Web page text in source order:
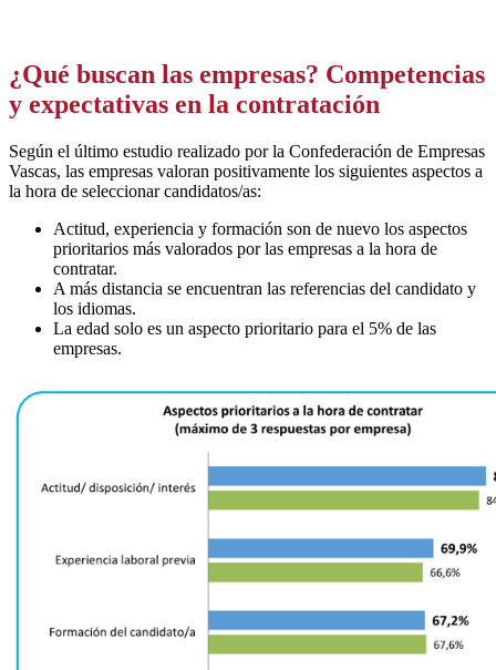
¿Qué buscan las empresas? Competencias
y expectativas en la contratación
Según el último estudio realizado por la Confederación de Empresas
Vascas, las empresas valoran positivamente los siguientes aspectos a
la hora de seleccionar candidatos/as:
Actitud, experiencia y formación son de nuevo los aspectos
prioritarios más valorados por las empresas a la hora de
contratar.
A más distancia se encuentran las referencias del candidato y
los idiomas.
La edad solo es un aspecto prioritario para el 5% de las
empresas.